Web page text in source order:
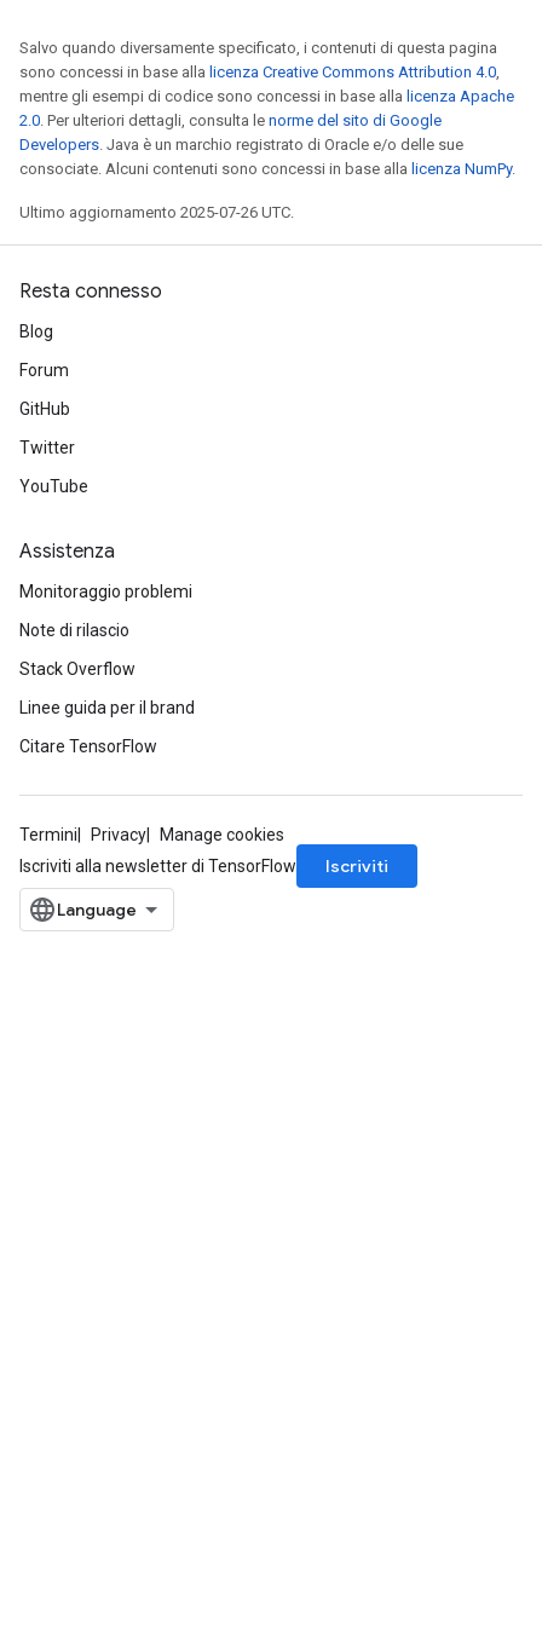
Salvo quando diversamente specificato, i contenuti di questa pagina
sono concessi in base alla licenza Creative Commons Attribution 4.0,
mentre gli esempi di codice sono concessi in base alla licenza Apache
2.0. Per ulteriori dettagli, consulta le norme del sito di Google
Developers. Java è un marchio registrato di Oracle e/o delle sue
consociate. Alcuni contenuti sono concessi in base alla licenza NumPy.
Ultimo aggiornamento 2025-07-26 UTC.
Resta connesso
Blog
Forum
GitHub
Twitter
YouTube
Assistenza
Monitoraggio problemi
Note di rilascio
Stack Overflow
Linee guida per il brand
Citare TensorFlow
Termini Privacy
Manage cookies
Iscriviti alla newsletter di TensorFlow
Iscriviti